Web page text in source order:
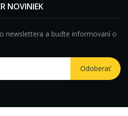
NOVINIEK
newslettera a buďte informovaní o
Odoberať